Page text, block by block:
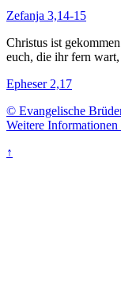
Zefanja 3,14-15
Christus ist
euch, die ihr fern
Epheser 2,17
© Evangelische
Weitere
↑